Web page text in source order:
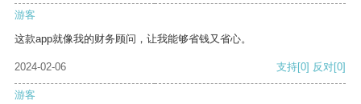
游客
这款app就像我的财务顾问，让我能够省钱又省心。
2024-02-06 支持[0] 反对[0]
游客